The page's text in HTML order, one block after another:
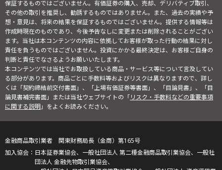
保証するものではございません。有価証券の購入、売却、デリバティブ取引、
その他の取引を推奨し、勧誘するものではありません。また、過去の実績や予
想・意見は、将来の結果を保証するものではございません。提供する情報等は
作成時現在のものであり、今後予告なしに変更または削除されることがござい
ます。当社は本コンテンツの内容に依拠してお客様が取った行動の結果に対し
責任を負うものではございません。投資にかかる最終決定は、お客様ご自身の
判断と責任でなさるようお願いいたします。
本コンテンツでは当社でお取扱している商品・サービス等について言及してい
る部分があります。商品ごとに手数料等およびリスクは異なりますので、詳し
くは「契約締結前交付書面」、「上場有価証券等書面」、「目論見書」、「目
論見書補完書面」または当社ウェブサイトの「リスク・手数料などの重要事項
に関する説明」をよくお読みください。
金融商品取引業者 関東財務局長（金商）第165号
日本証券業協会、一般社団法人 第二種金融商品取引業協会、一般社
団法人 金融先物取引業協会、